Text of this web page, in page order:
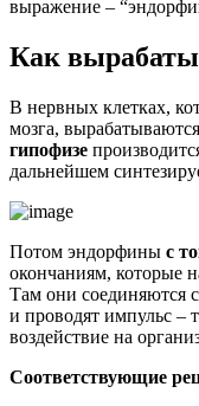
выражение –
Как
В нервных клетках,
мозга,
гипофизе
дальнейшем
Потом эндорфины с
окончаниям, которые
Там они соединяются
и проводят импульс –
воздействие на
Соответствующие